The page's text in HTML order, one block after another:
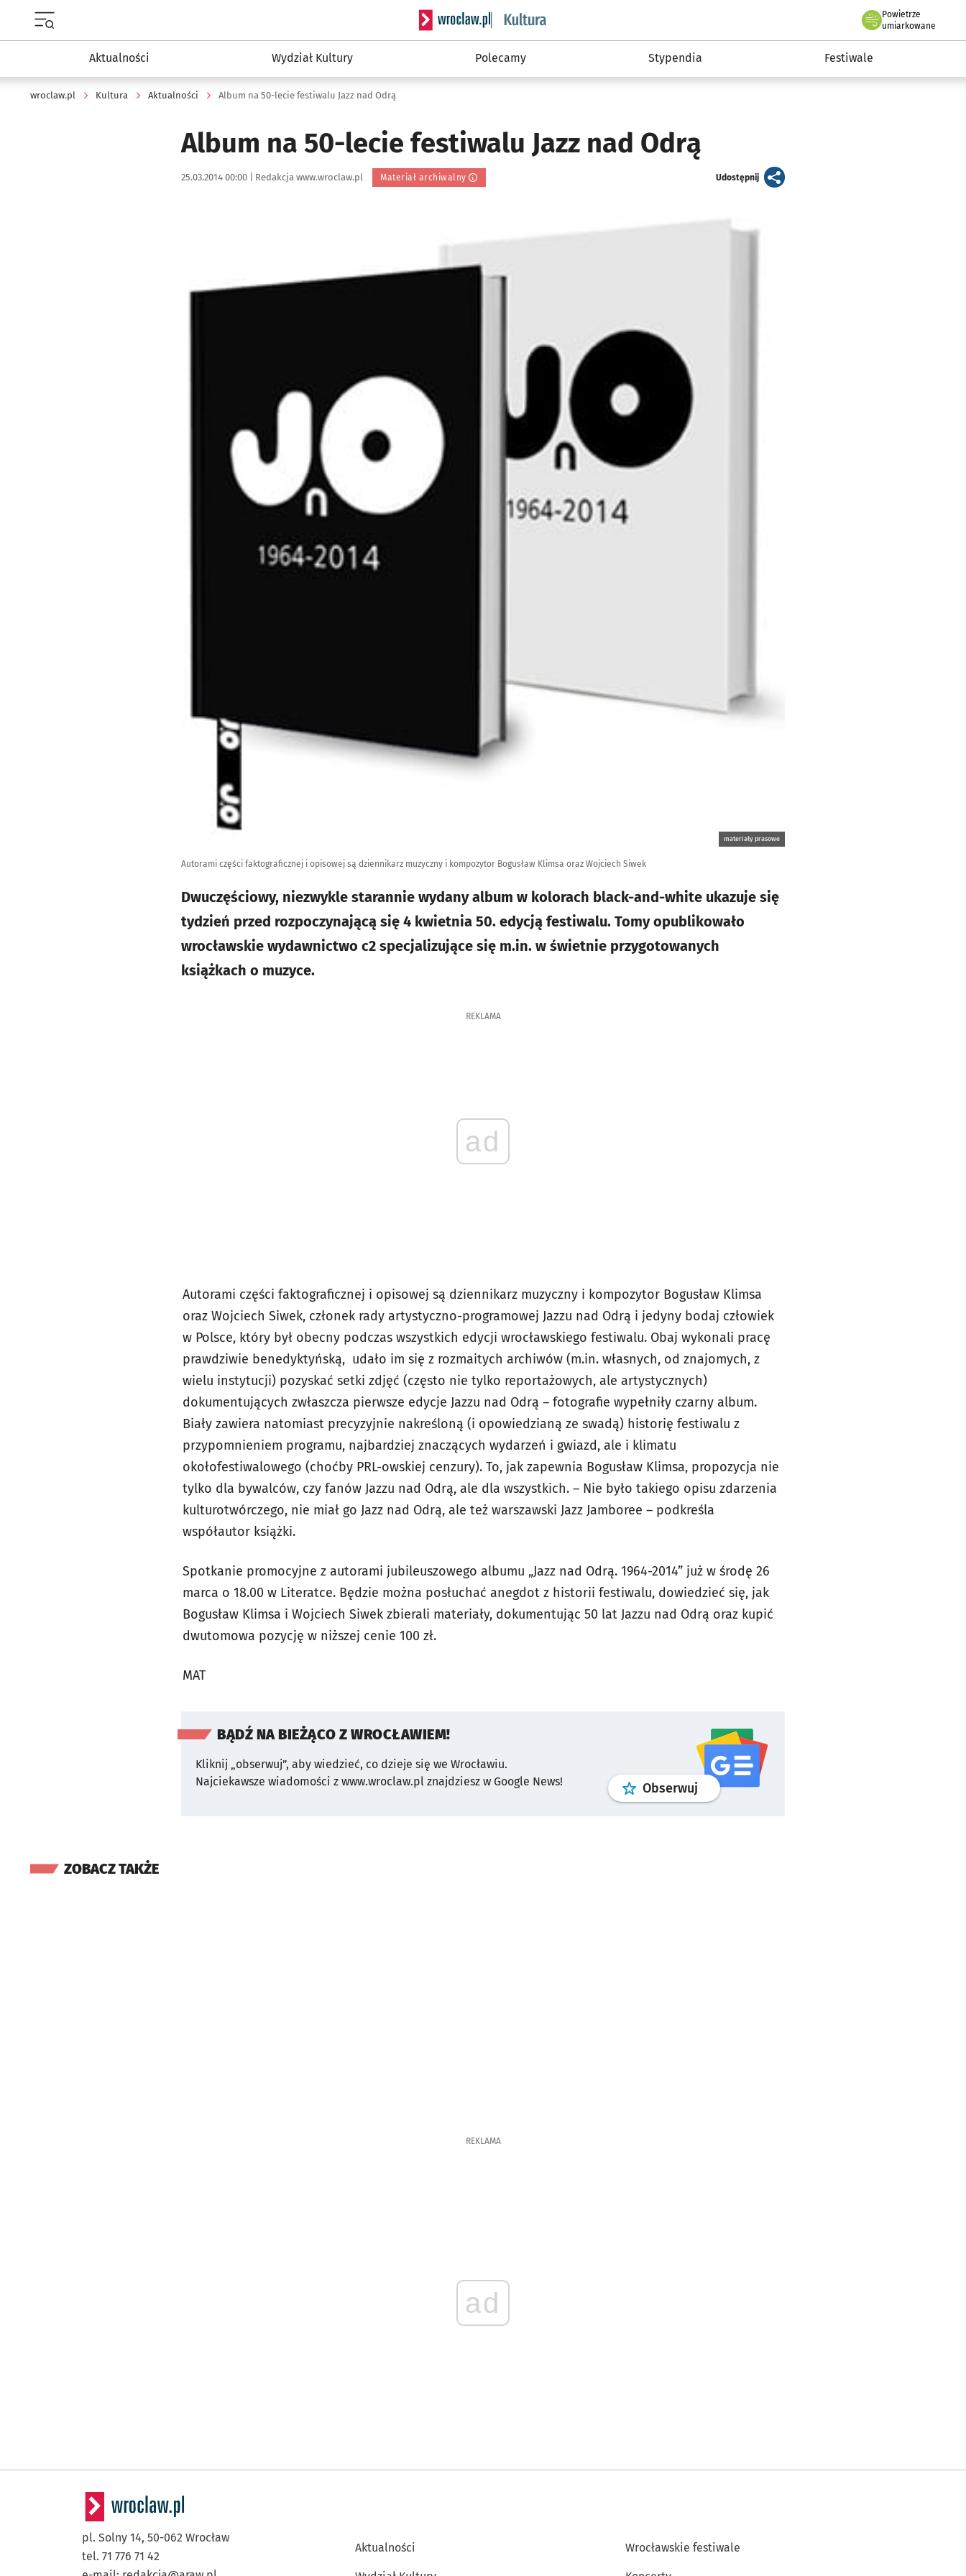
Serwis informacyjny wroclaw.pl podserwis: Kultura
Powietrze
we Wrocławiu
umiarkowane
Aktualności Wydział Kultury Polecamy Stypendia Festiwale
wroclaw.pl Kultura Aktualności Album na 50-lecie festiwalu Jazz nad Odrą
Album na 50-lecie festiwalu Jazz nad Odrą
Data publikacji:
25.03.2014 00:00 | Autor:
Redakcja www.wroclaw.pl Materiał archiwalny Udostępnijartykuł
materiały prasowe
Autorami części faktograficznej i opisowej są dziennikarz muzyczny i kompozytor Bogusław Klimsa oraz Wojciech Siwek
Dwuczęściowy, niezwykle starannie wydany album w kolorach black-and-white ukazuje się
tydzień przed rozpoczynającą się 4 kwietnia 50. edycją festiwalu. Tomy opublikowało
wrocławskie wydawnictwo c2 specjalizujące się m.in. w świetnie przygotowanych
książkach o muzyce.
REKLAMA
ad
Autorami części faktograficznej i opisowej są dziennikarz muzyczny i kompozytor Bogusław Klimsa
oraz Wojciech Siwek, członek rady artystyczno-programowej Jazzu nad Odrą i jedyny bodaj człowiek
w Polsce, który był obecny podczas wszystkich edycji wrocławskiego festiwalu. Obaj wykonali pracę
prawdziwie benedyktyńską, udało im się z rozmaitych archiwów (m.in. własnych, od znajomych, z
wielu instytucji) pozyskać setki zdjęć (często nie tylko reportażowych, ale artystycznych)
dokumentujących zwłaszcza pierwsze edycje Jazzu nad Odrą – fotografie wypełniły czarny album.
Biały zawiera natomiast precyzyjnie nakreśloną (i opowiedzianą ze swadą) historię festiwalu z
przypomnieniem programu, najbardziej znaczących wydarzeń i gwiazd, ale i klimatu
okołofestiwalowego (choćby PRL-owskiej cenzury). To, jak zapewnia Bogusław Klimsa, propozycja nie
tylko dla bywalców, czy fanów Jazzu nad Odrą, ale dla wszystkich. – Nie było takiego opisu zdarzenia
kulturotwórczego, nie miał go Jazz nad Odrą, ale też warszawski Jazz Jamboree – podkreśla
współautor książki.
Spotkanie promocyjne z autorami jubileuszowego albumu „Jazz nad Odrą. 1964-2014” już w środę 26
marca o 18.00 w Literatce. Będzie można posłuchać anegdot z historii festiwalu, dowiedzieć się, jak
Bogusław Klimsa i Wojciech Siwek zbierali materiały, dokumentując 50 lat Jazzu nad Odrą oraz kupić
dwutomowa pozycję w niższej cenie 100 zł.
MAT
BĄDŹ NA BIEŻĄCO Z WROCŁAWIEM!
Kliknij „obserwuj”, aby wiedzieć, co dzieje się we Wrocławiu.
Najciekawsze wiadomości z www.wroclaw.pl znajdziesz w Google News!
Obserwuj profilgoogle news
ZOBACZ TAKŻE
REKLAMA
ad
pl. Solny 14, 50-062 Wrocław
tel. 71 776 71 42
Aktualności Wrocławskie festiwale